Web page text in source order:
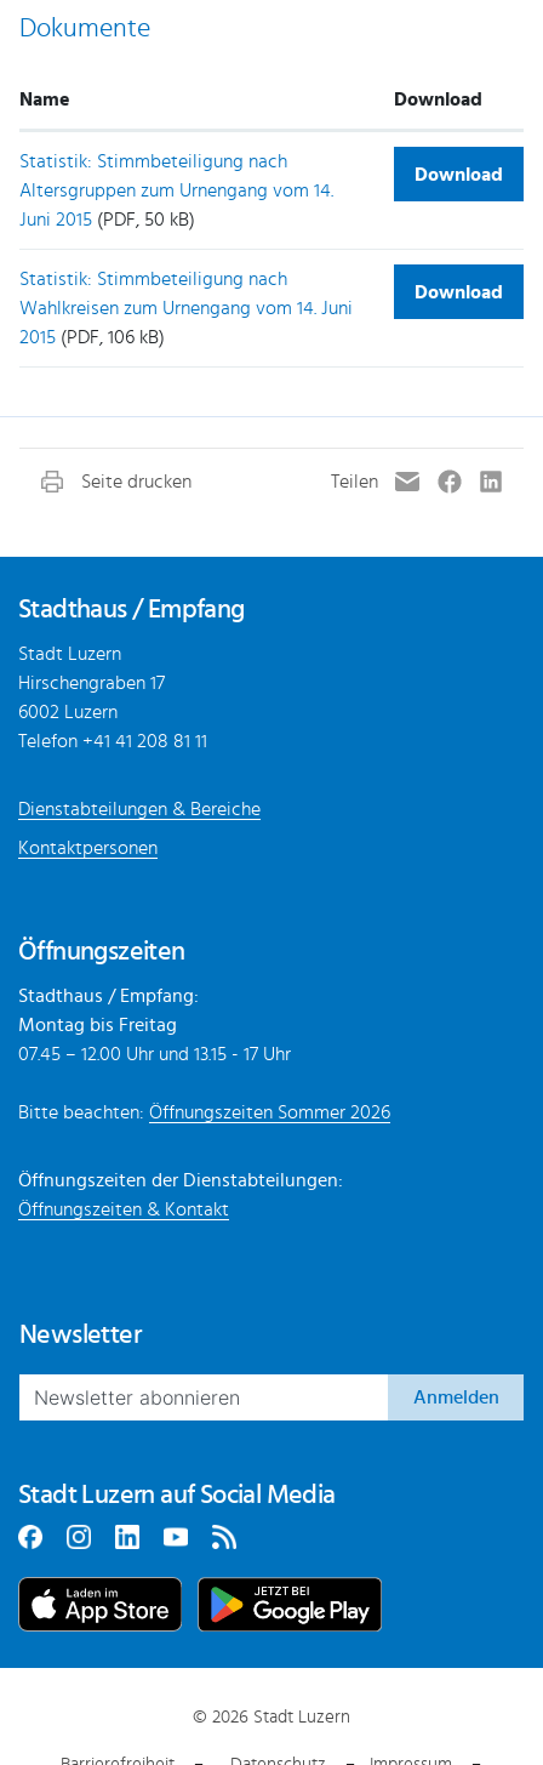
Dokumente
Name Download
Statistik: Stimmbeteiligung nach
Altersgruppen zum Urnengang vom 14.
Juni 2015 (PDF, 50 kB)
Download
Statistik: Stimmbeteiligung nach
Wahlkreisen zum Urnengang vom 14. Juni
2015 (PDF, 106 kB)
Download
Stadthaus / Empfang
Stadt Luzern
Hirschengraben 17
6002 Luzern
Telefon +41 41 208 81 11
Dienstabteilungen & Bereiche
Kontaktpersonen
Öffnungszeiten
Stadthaus / Empfang:
Montag bis Freitag
07.45 – 12.00 Uhr und 13.15 - 17 Uhr
Bitte beachten: Öffnungszeiten Sommer 2026
Öffnungszeiten der Dienstabteilungen:
Öffnungszeiten & Kontakt
Newsletter
Anmelden
Stadt Luzern auf Social Media
© 2026 Stadt Luzern